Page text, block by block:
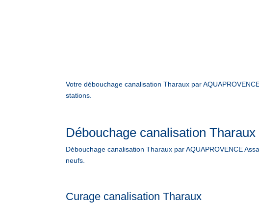
Votre débouchage canalisation Tharaux par
stations.
Débouchage canalisation Tharaux
Débouchage canalisation Tharaux par AQUAPROVENCE
neufs.
Curage canalisation Tharaux